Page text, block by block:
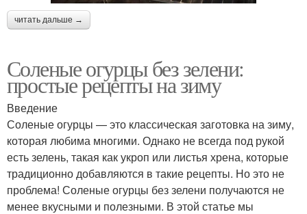
читать дальше →
Соленые огурцы без зелени:
простые рецепты на зиму
Введение
Соленые огурцы — это классическая заготовка на зиму,
которая любима многими. Однако не всегда под рукой
есть зелень, такая как укроп или листья хрена, которые
традиционно добавляются в такие рецепты. Но это не
проблема! Соленые огурцы без зелени получаются не
менее вкусными и полезными. В этой статье мы